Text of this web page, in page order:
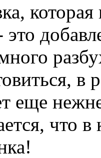
в
еще
что